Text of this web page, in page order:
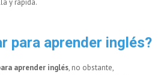
y rápida.
para aprender inglés?
aprender inglés, no obstante,